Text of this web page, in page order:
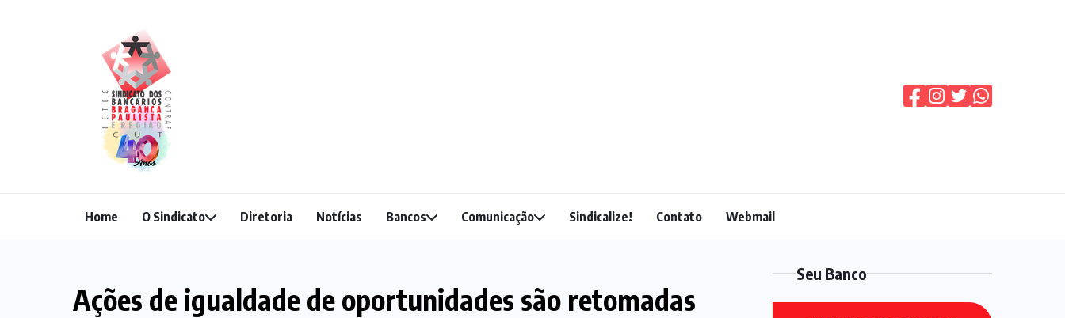
Home O Sindicato Diretoria Notícias Bancos Comunicação Sindicalize! Contato Webmail
Ações de igualdade de oportunidades são retomadas
Seu Banco